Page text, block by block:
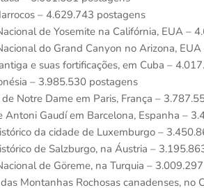
– 4.629.743 postagens
de Yosemite na Califórnia, EUA –
do Grand Canyon no Arizona,
e suas fortificações, em Cuba –
– 3.985.530 postagens
Notre Dame em Paris, França –
Antoni Gaudí em Barcelona, Espanha –
da cidade de Luxemburgo –
de Salzburgo, na Áustria –
de Göreme, na Turquia –
Montanhas Rochosas canadenses, no